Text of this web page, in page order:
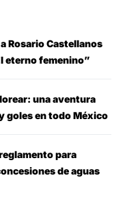
Rosario Castellanos
eterno femenino”
una aventura
goles en todo México
para
de aguas